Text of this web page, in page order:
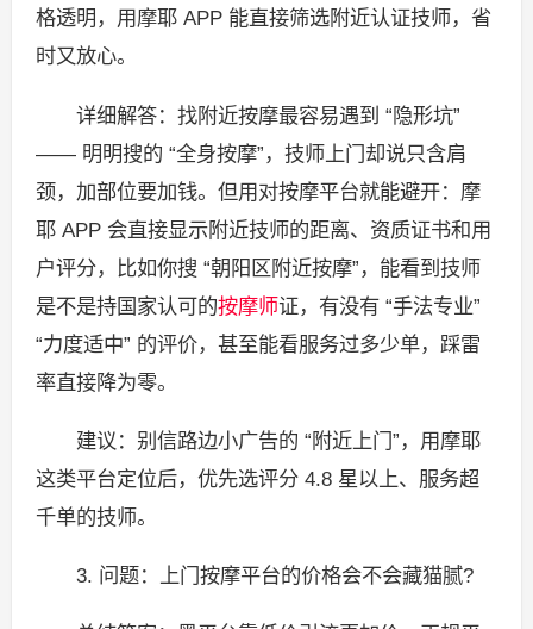
格透明，用摩耶 APP 能直接筛选附近认证技师，省
时又放心。
详细解答：找附近按摩最容易遇到 “隐形坑”
—— 明明搜的 “全身按摩”，技师上门却说只含肩
颈，加部位要加钱。但用对按摩平台就能避开：摩
耶 APP 会直接显示附近技师的距离、资质证书和用
户评分，比如你搜 “朝阳区附近按摩”，能看到技师
是不是持国家认可的按摩师证，有没有 “手法专业”
“力度适中” 的评价，甚至能看服务过多少单，踩雷
率直接降为零。
建议：别信路边小广告的 “附近上门”，用摩耶
这类平台定位后，优先选评分 4.8 星以上、服务超
千单的技师。
3. 问题：上门按摩平台的价格会不会藏猫腻?